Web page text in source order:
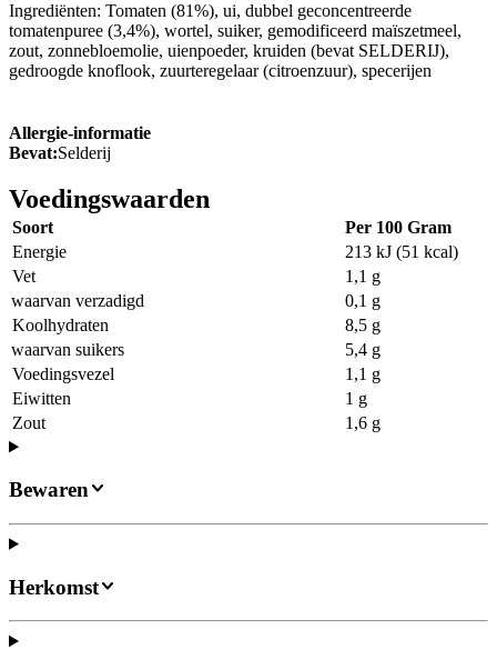
Ingrediënten: Tomaten (81%), ui, dubbel geconcentreerde
tomatenpuree (3,4%), wortel, suiker, gemodificeerd maïszetmeel,
zout, zonnebloemolie, uienpoeder, kruiden (bevat SELDERIJ),
gedroogde knoflook, zuurteregelaar (citroenzuur), specerijen
Allergie-informatie
Bevat:Selderij
Voedingswaarden
Soort
Per 100 Gram
Energie
213 kJ (51 kcal)
Vet
1,1 g
waarvan verzadigd
0,1 g
Koolhydraten
8,5 g
waarvan suikers
5,4 g
Voedingsvezel
1,1 g
Eiwitten
1 g
Zout
1,6 g
Bewaren
Herkomst